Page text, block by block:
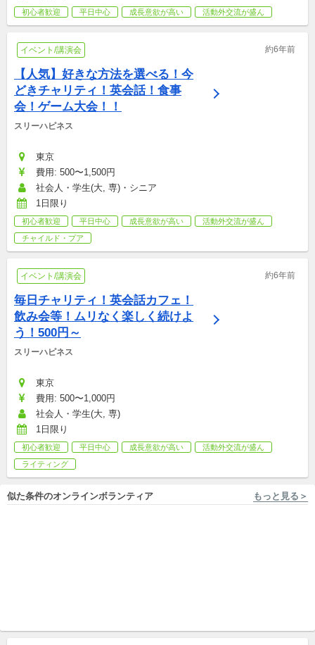
初心者歓迎 平日中心 成長意欲が高い 活動外交流が盛ん
イベント/講演会 約6年前
【人気】好きな方法を選べる！今
どきチャリティ！英会話！食事
会！ゲーム大会！！
スリーハピネス
東京
費用: 500〜1,500円
社会人・学生(大, 専)・シニア
1日限り
初心者歓迎 平日中心 成長意欲が高い
活動外交流が盛ん
チャイルド・プア
イベント/講演会 約6年前
毎日チャリティ！英会話カフェ！
飲み会等！ムリなく楽しく続けよ
う！500円～
スリーハピネス
東京
費用: 500〜1,000円
社会人・学生(大, 専)
1日限り
初心者歓迎 平日中心 成長意欲が高い
活動外交流が盛ん
ライティング
似た条件のオンラインボランティア もっと見る＞